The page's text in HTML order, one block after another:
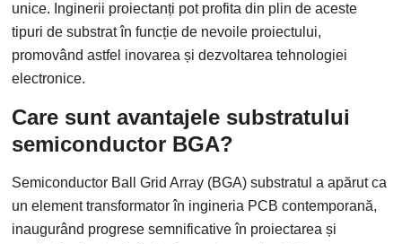
unice. Inginerii proiectanți pot profita din plin de aceste
tipuri de substrat în funcție de nevoile proiectului,
promovând astfel inovarea și dezvoltarea tehnologiei
electronice.
Care sunt avantajele substratului
semiconductor BGA?
Semiconductor Ball Grid Array (BGA) substratul a apărut ca
un element transformator în ingineria PCB contemporană,
inaugurând progrese semnificative în proiectarea și